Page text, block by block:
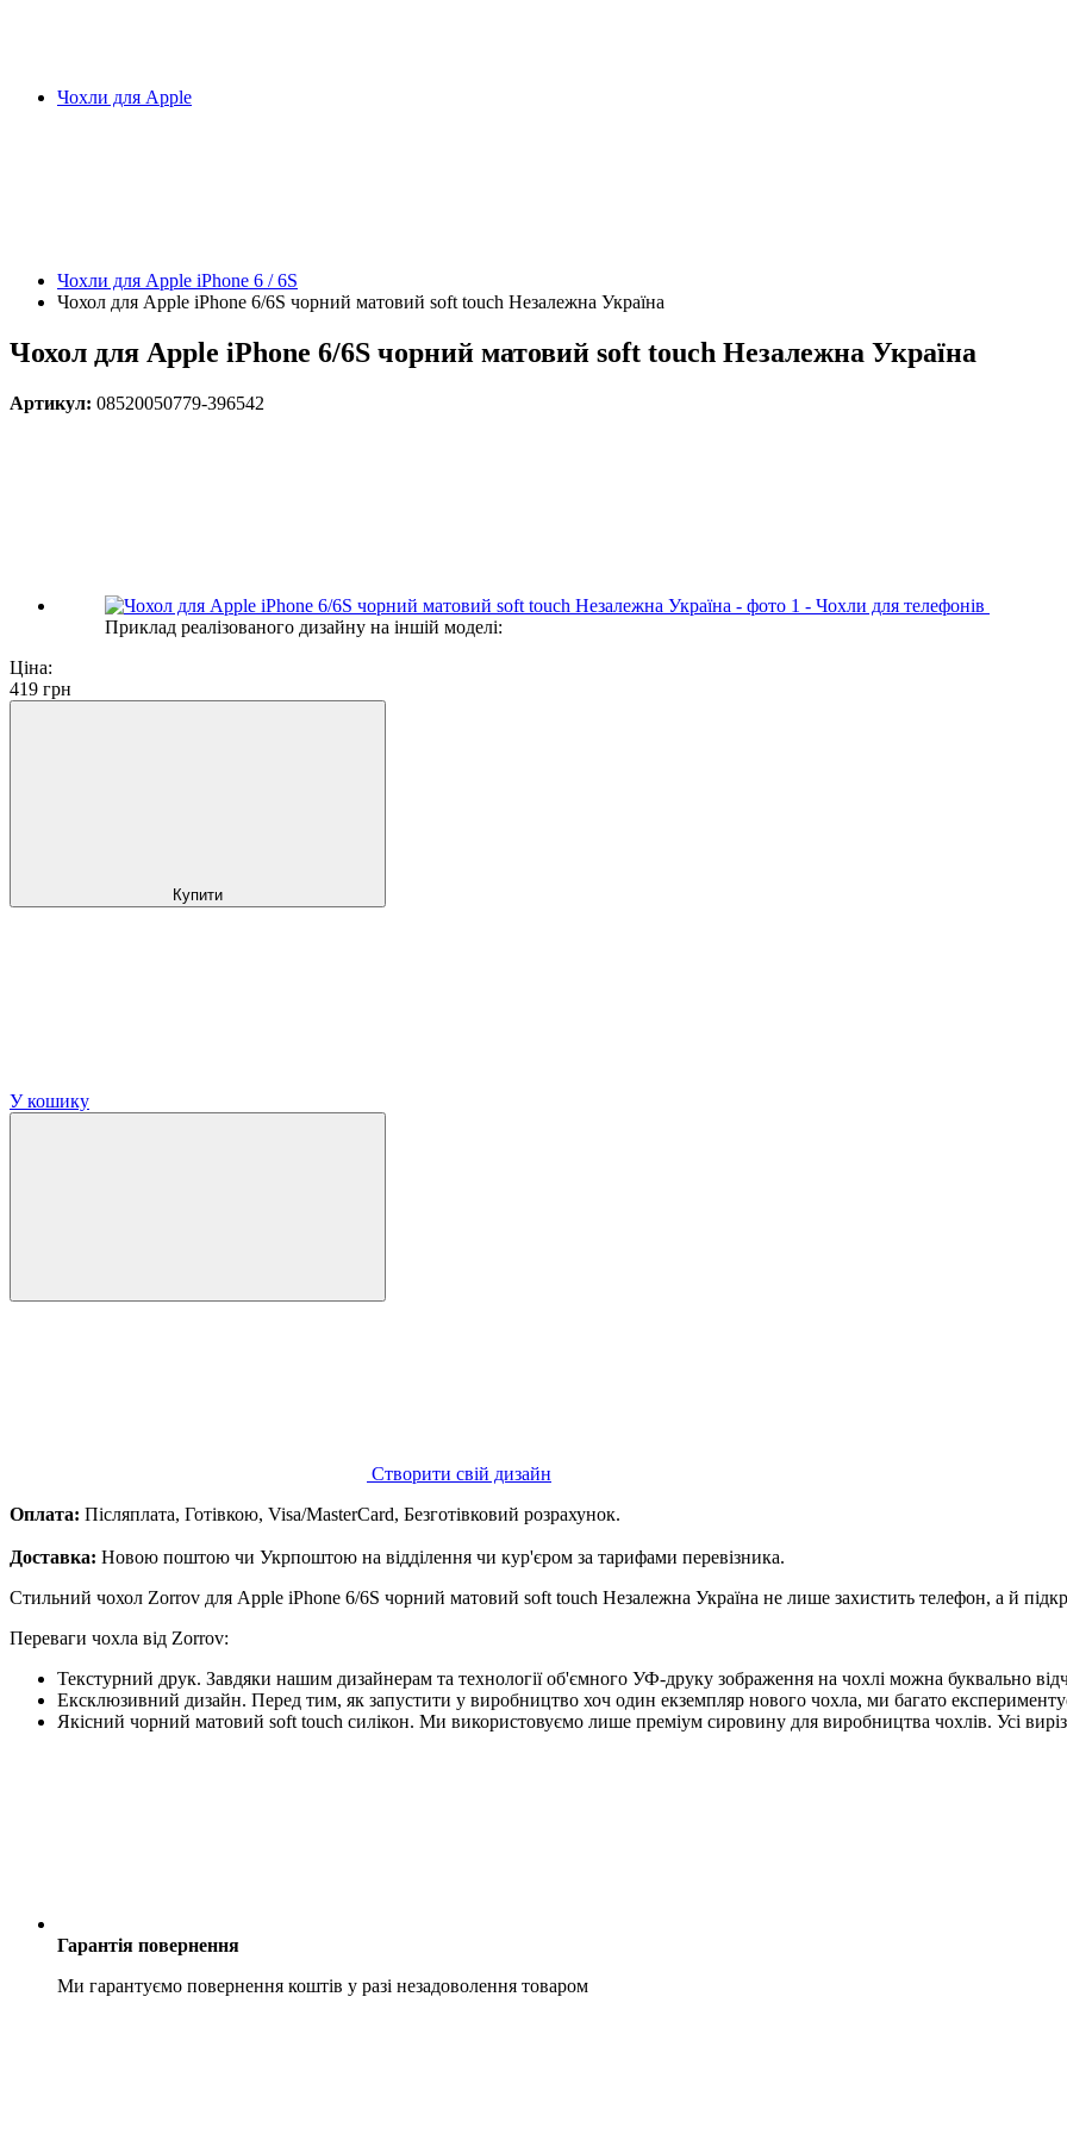
Чохли для Apple
Чохли для Apple iPhone 6 / 6S
Чохол для Apple iPhone 6/6S чорний матовий soft touch Незалежна Україна
Чохол для Apple iPhone 6/6S чорний матовий soft touch Незалежна Україна
Артикул: 08520050779-396542
Приклад реалізованого дизайну на іншій моделі:
Ціна:
419 грн
Купити
У кошику
Створити свій дизайн
Оплата: Післяплата, Готівкою, Visa/MasterCard, Безготівковий розрахунок.
Доставка: Новою поштою чи Укрпоштою на відділення чи кур'єром за тарифами перевізника.
Стильний чохол Zorrov для Apple iPhone 6/6S чорний матовий soft touch Незалежна Україна не лише захистить телефон, а й
Переваги чохла від Zorrov:
Текстурний друк. Завдяки нашим дизайнерам та технології об'ємного УФ-друку зображення на чохлі можна буквально
Ексклюзивний дизайн. Перед тим, як запустити у виробництво хоч один екземпляр нового чохла, ми багато
Якісний чорний матовий soft touch силікон. Ми використовуємо лише преміум сировину для виробництва чохлів. Усі
Гарантія повернення
Ми гарантуємо повернення коштів у разі незадоволення товаром